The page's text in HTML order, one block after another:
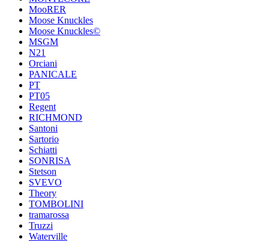
MooRER
Moose Knuckles
Moose Knuckles©️
MSGM
N21
Orciani
PANICALE
PT
PT05
Regent
RICHMOND
Santoni
Sartorio
Schiatti
SONRISA
Stetson
SVEVO
Theory
TOMBOLINI
tramarossa
Truzzi
Waterville